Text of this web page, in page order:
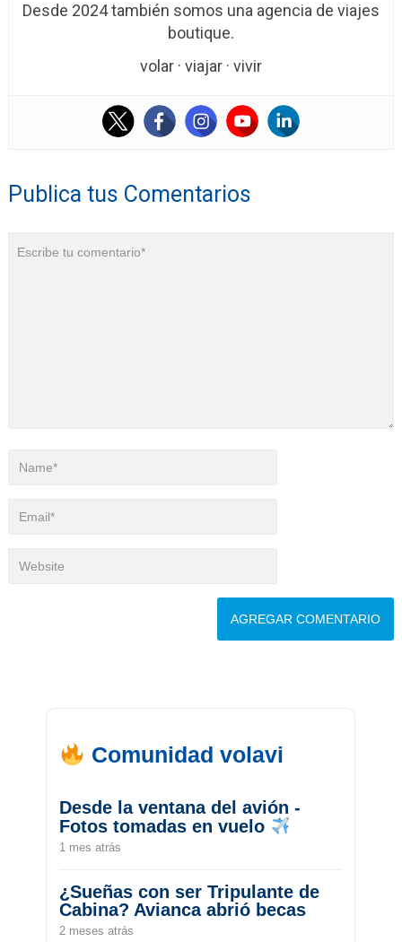
Desde 2024 también somos una agencia de viajes
boutique.
volar · viajar · vivir
Publica tus Comentarios
Comunidad volavi
Desde la ventana del avión -
Fotos tomadas en vuelo
1 mes atrás
¿Sueñas con ser Tripulante de
Cabina? Avianca abrió becas
2 meses atrás